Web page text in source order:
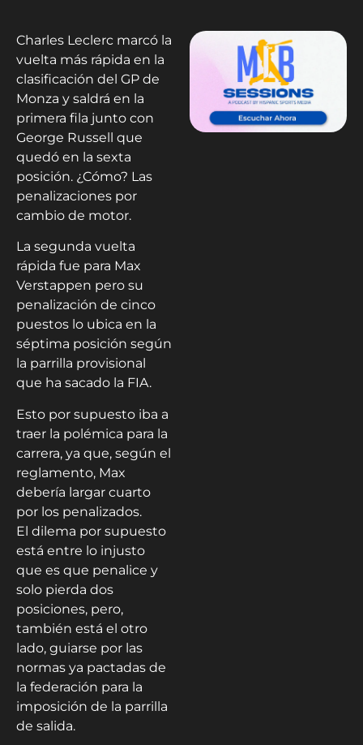
Charles Leclerc marcó la
vuelta más rápida en la
clasificación del GP de
Monza y saldrá en la
primera fila junto con
George Russell que
quedó en la sexta
posición. ¿Cómo? Las
penalizaciones por
cambio de motor.
La segunda vuelta
rápida fue para Max
Verstappen pero su
penalización de cinco
puestos lo ubica en la
séptima posición según
la parrilla provisional
que ha sacado la FIA.
Esto por supuesto iba a
traer la polémica para la
carrera, ya que, según el
reglamento, Max
debería largar cuarto
por los penalizados.
El dilema por supuesto
está entre lo injusto
que es que penalice y
solo pierda dos
posiciones, pero,
también está el otro
lado, guiarse por las
normas ya pactadas de
la federación para la
imposición de la parrilla
de salida.